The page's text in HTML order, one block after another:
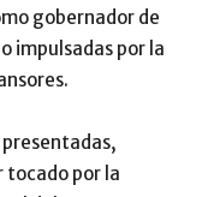
gobernador de
impulsadas por la
presentadas,
tocado por la